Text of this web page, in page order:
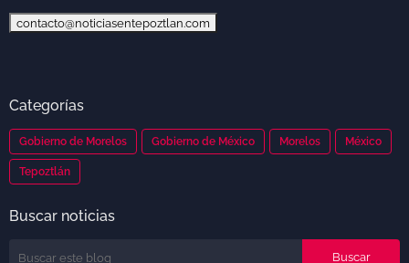
contacto@noticiasentepoztlan.com
Categorías
Gobierno de Morelos Gobierno de México Morelos México
Tepoztlán
Buscar noticias